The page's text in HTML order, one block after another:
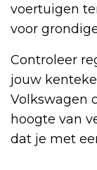
voertuigen
voor
Controleer
jouw
Volkswagen
hoogte van
dat je met